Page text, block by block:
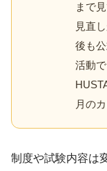
まで
見直
後も
活動
月の
制度や試験内容は